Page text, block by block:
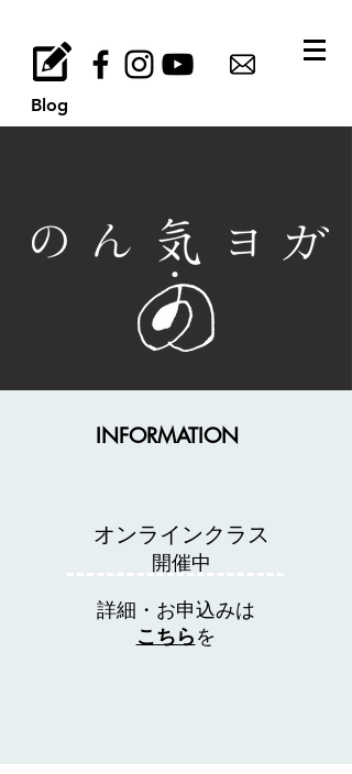
Blog
INFORMATION
オンラインクラス
開催中
詳細・お申込みは
こちら を